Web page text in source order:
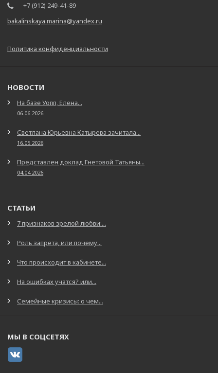
+7 (912) 249-41-89
bakalinskaya.marina@yandex.ru
Политика конфиденциальности
НОВОСТИ
На базе Уопп, Елена...
06.06.2026
Светлана Юрьевна Катырева зачитала...
16.05.2026
Представлен доклад Гнетовой Татьяны...
04.04.2026
СТАТЬИ
7 признаков зрелой любви:...
Роль запрета, или почему...
Что происходит в кабинете...
На ошибках учатся? или...
Семейные кризисы: о чем...
МЫ В СОЦСЕТЯХ